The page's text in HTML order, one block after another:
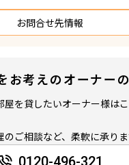
お問合せ先情報
お考えのオーナー
屋を貸したいオーナー様は
ご相談など、柔軟に承りま
0120-496-321